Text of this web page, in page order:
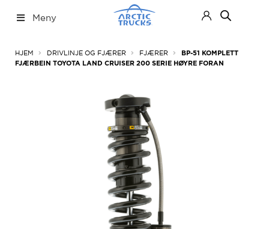
til
til
Meny
HJEM DRIVLINJE OG FJÆRER FJÆRER
BP-51 KOMPLETT
FJÆRBEIN TOYOTA LAND CRUISER 200 SERIE HØYRE FORAN